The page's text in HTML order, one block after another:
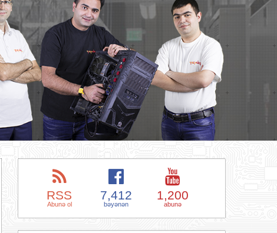
RSS
Abunə ol
7,412
bəyənən
1,200
abunə